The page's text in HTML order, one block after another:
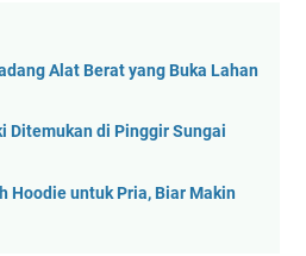
Alat Berat yang Buka Lahan
Ditemukan di Pinggir Sungai
Hoodie untuk Pria, Biar Makin